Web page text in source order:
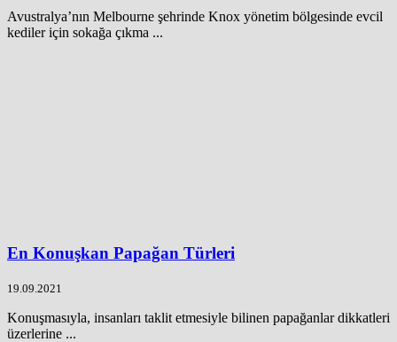
Avustralya’nın Melbourne şehrinde Knox yönetim bölgesinde evcil
kediler için sokağa çıkma ...
En Konuşkan Papağan Türleri
19.09.2021
Konuşmasıyla, insanları taklit etmesiyle bilinen papağanlar dikkatleri
üzerlerine ...